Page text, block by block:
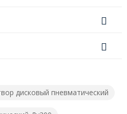
дисковый пневматический